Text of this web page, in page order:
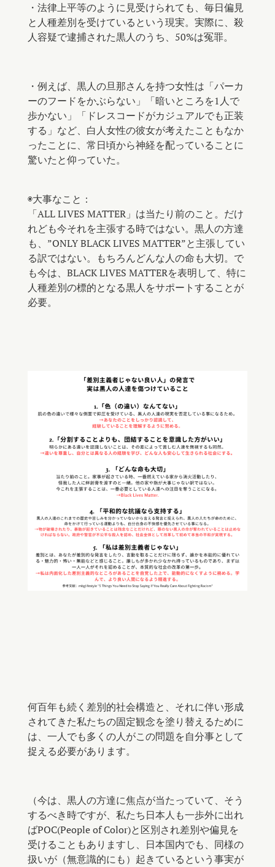
・法律上平等のように見受けられても、毎日偏見
と人種差別を受けているという現実。実際に、殺
人容疑で逮捕された黒人のうち、50%は冤罪。⠀
・例えば、黒人の旦那さんを持つ女性は「パーカ
ーのフードをかぶらない」「暗いところを1人で
歩かない」「ドレスコードがカジュアルでも正装
する」など、白人女性の彼女が考えたこともなか
ったことに、常日頃から神経を配っていることに
驚いたと仰っていた。 ⠀
◉大事なこと：
「ALL LIVES MATTER」は当たり前のこと。だけ
れども今それを主張する時ではない。黒人の方達
も、”ONLY BLACK LIVES MATTER”と主張してい
る訳ではない。もちろんどんな人の命も大切。で
も今は、BLACK LIVES MATTERを表明して、特に
人種差別の標的となる黒人をサポートすることが
必要。
何百年も続く差別的社会構造と、それに伴い形成
されてきた私たちの固定観念を塗り替えるために
は、一人でも多くの人がこの問題を自分事として
捉える必要があります。
（今は、黒人の方達に焦点が当たっていて、そう
するべき時ですが、私たち日本人も一歩外に出れ
ばPOC(People of Color)と区別され差別や偏見を
受けることもありますし、日本国内でも、同様の
扱いが（無意識的にも）起きているという事実が